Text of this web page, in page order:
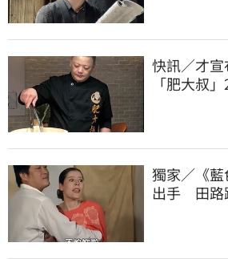
快訊／才
「肥大叔
獨家／《
出手 田路